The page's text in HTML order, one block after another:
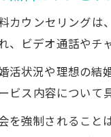
カウンセリング
、ビデオ通話やチ
活状況や理想の
ビス内容につい
を強制されるこ